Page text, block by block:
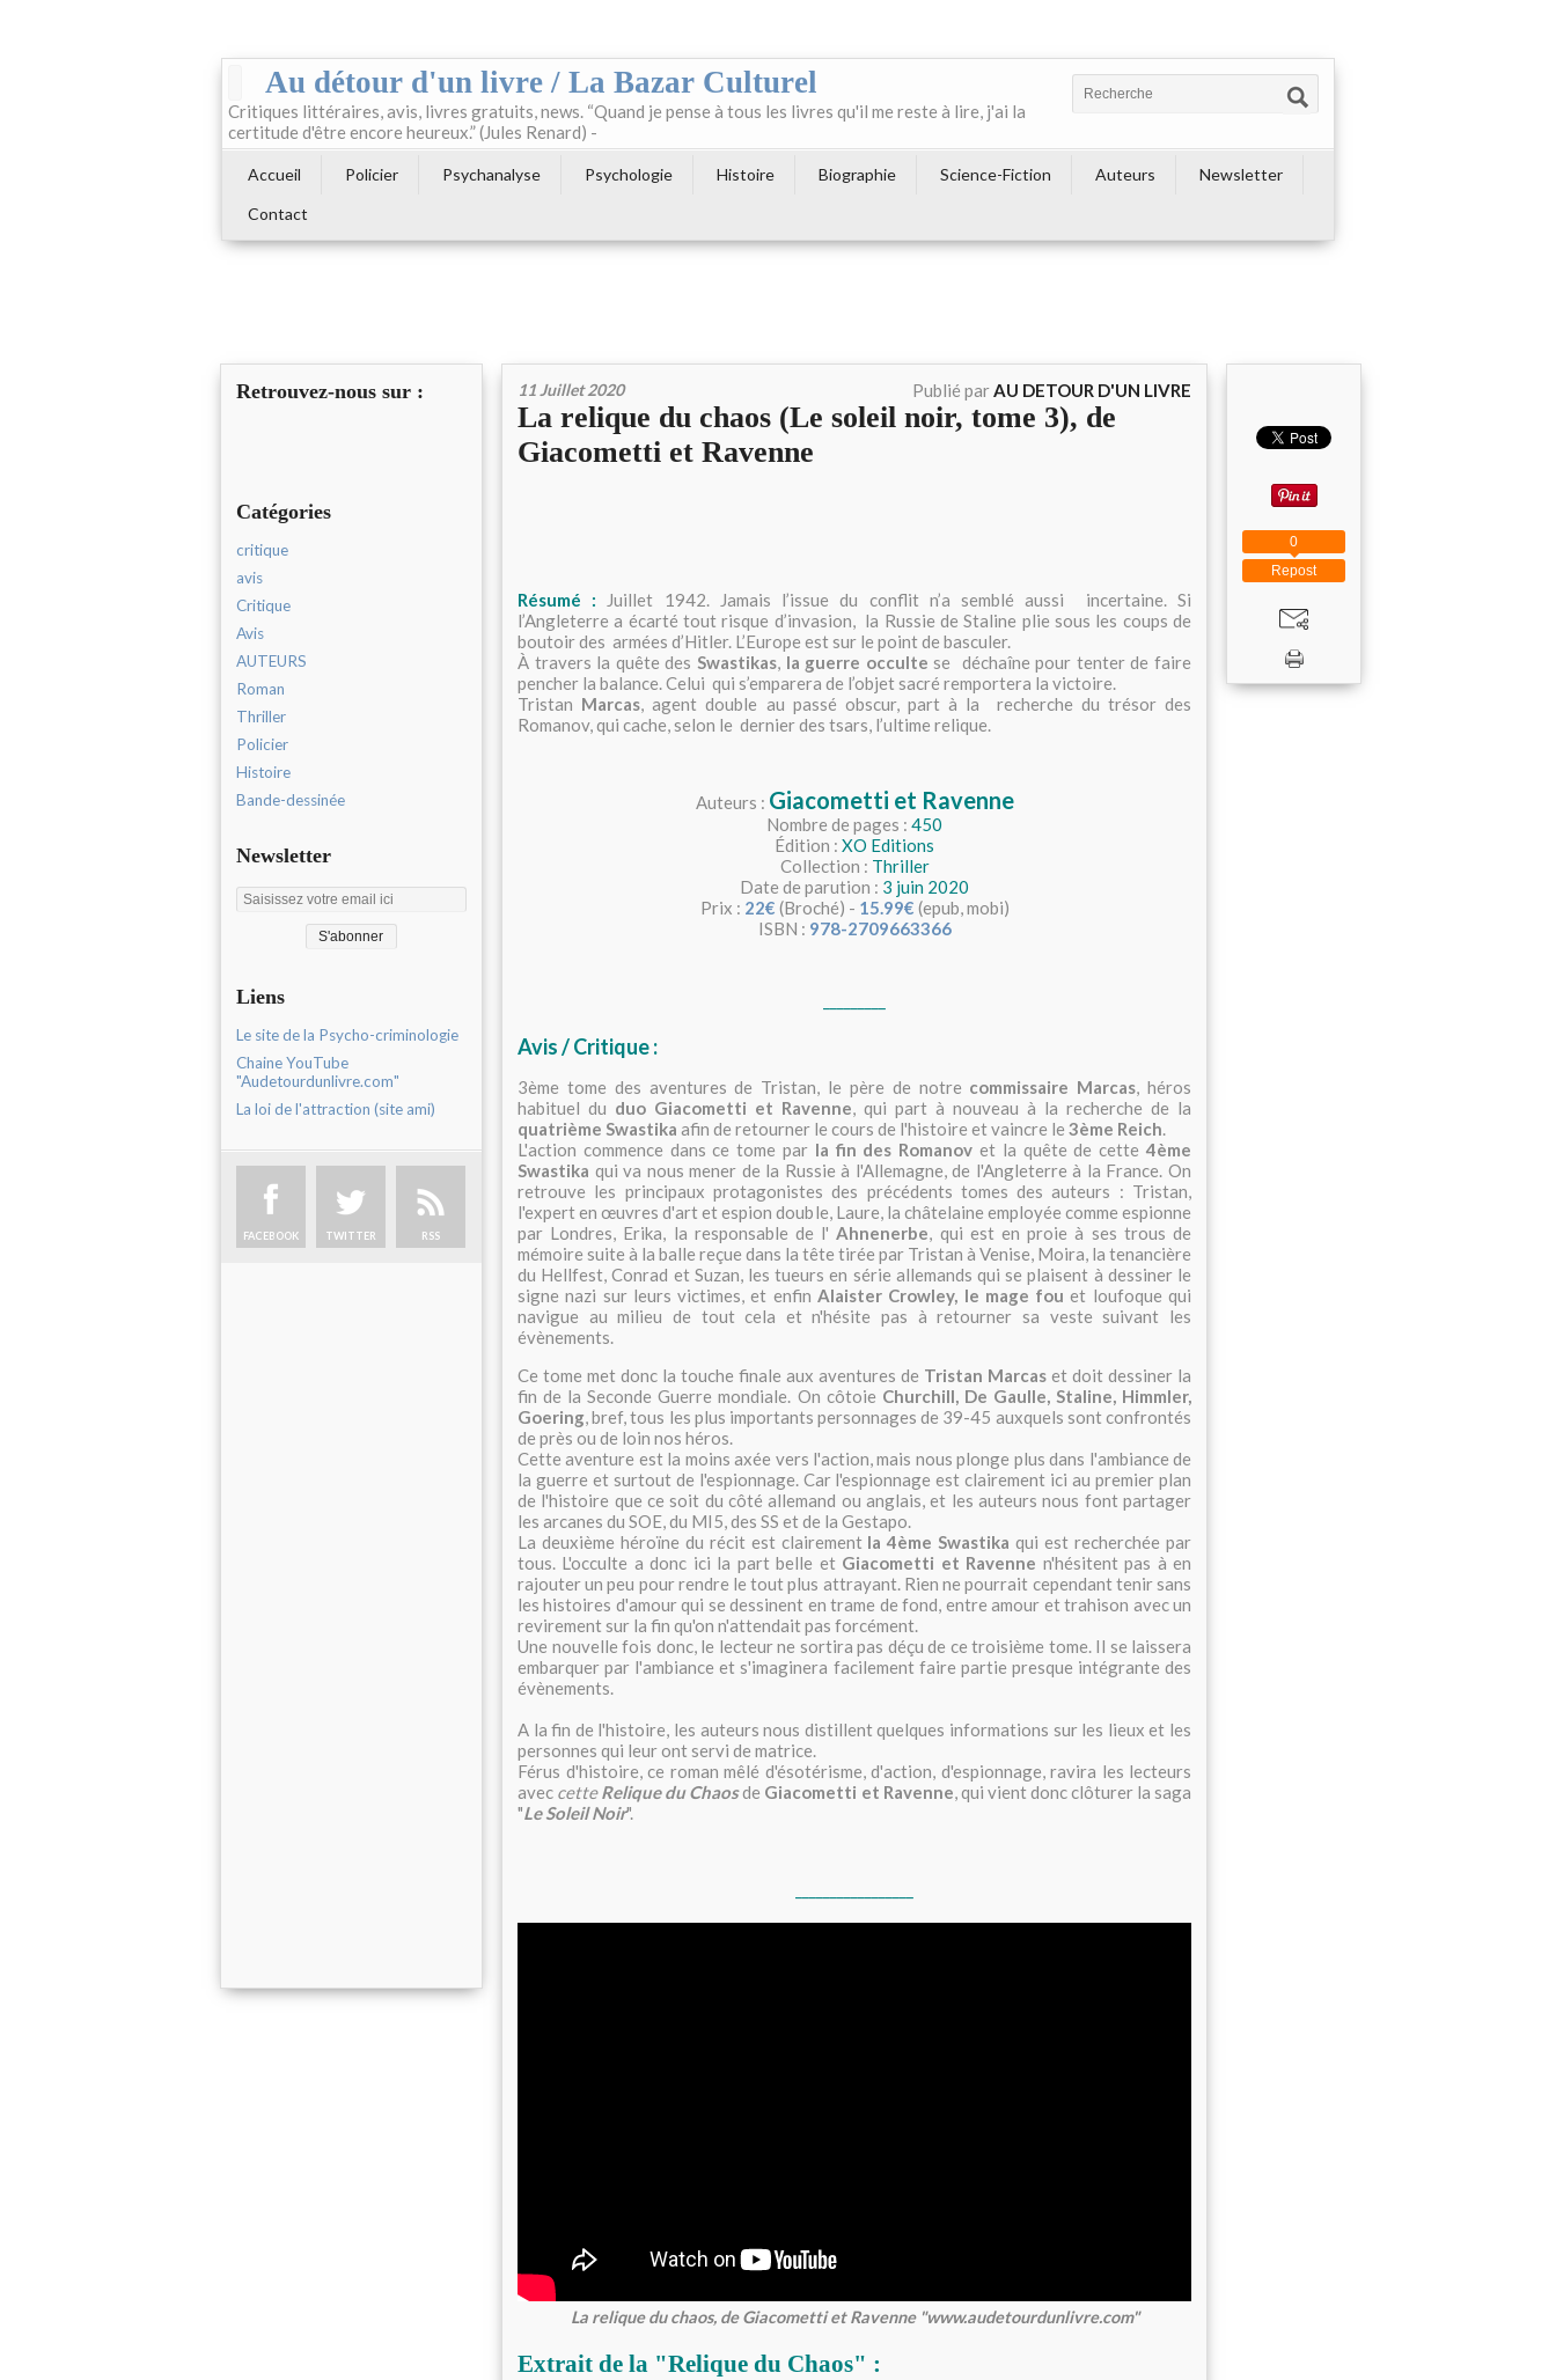
Au détour d'un livre / La Bazar Culturel
Critiques littéraires, avis, livres gratuits, news. “Quand je pense à tous les livres qu'il me reste à lire, j'ai la
certitude d'être encore heureux.” (Jules Renard) -
Accueil Policier Psychanalyse Psychologie Histoire Biographie Science-Fiction Auteurs
Newsletter
Contact
Retrouvez-nous sur :
Catégories
critique
avis
Critique
Avis
AUTEURS
Roman
Thriller
Policier
Histoire
Bande-dessinée
Newsletter
Liens
Le site de la Psycho-criminologie
Chaine YouTube
"Audetourdunlivre.com"
La loi de l'attraction (site ami)
FACEBOOK TWITTER RSS
11 Juillet 2020 Publié parAU DETOUR D'UN LIVRE
La relique du chaos (Le soleil noir, tome 3), de
Giacometti et Ravenne
Résumé : Juillet 1942. Jamais l’issue du conflit n’a semblé aussi incertaine. Si
l’Angleterre a écarté tout risque d’invasion, la Russie de Staline plie sous les coups de
boutoir des armées d’Hitler. L’Europe est sur le point de basculer.
À travers la quête des Swastikas, la guerre occulte se déchaîne pour tenter de faire
pencher la balance. Celui qui s’emparera de l’objet sacré remportera la victoire.
Tristan Marcas, agent double au passé obscur, part à la recherche du trésor des
Romanov, qui cache, selon le dernier des tsars, l’ultime relique.
Auteurs : Giacometti et Ravenne
Nombre de pages : 450
Édition : XO Editions
Collection : Thriller
Date de parution : 3 juin 2020
Prix : 22€ (Broché) - 15.99€ (epub, mobi)
ISBN : 978-2709663366
Avis / Critique :
3ème tome des aventures de Tristan, le père de notre commissaire Marcas, héros
habituel du duo Giacometti et Ravenne, qui part à nouveau à la recherche de la
quatrième Swastika afin de retourner le cours de l'histoire et vaincre le 3ème Reich.
L'action commence dans ce tome par la fin des Romanovet la quête de cette4ème
Swastika qui va nous mener de la Russie à l'Allemagne, de l'Angleterre à la France. On
retrouve les principaux protagonistes des précédents tomes des auteurs : Tristan,
l'expert en œuvres d'art et espion double, Laure, la châtelaine employée comme espionne
par Londres, Erika, la responsable de l'Ahnenerbe, qui est en proie à ses trous de
mémoire suite à la balle reçue dans la tête tirée par Tristan à Venise, Moira, la tenancière
du Hellfest, Conrad et Suzan, les tueurs en série allemands qui se plaisent à dessiner le
signe nazi sur leurs victimes, et enfin Alaister Crowley, le mage fou et loufoque qui
navigue au milieu de tout cela et n'hésite pas à retourner sa veste suivant les
évènements.
Ce tome met donc la touche finale aux aventures de Tristan Marcas et doit dessiner la
fin de la Seconde Guerre mondiale. On côtoie Churchill, De Gaulle, Staline, Himmler,
Goering, bref, tous les plus importants personnages de 39-45 auxquels sont confrontés
de près ou de loin nos héros.
Cette aventure est la moins axée vers l'action, mais nous plonge plus dans l'ambiance de
la guerre et surtout de l'espionnage. Car l'espionnage est clairement ici au premier plan
de l'histoire que ce soit du côté allemand ou anglais, et les auteurs nous font partager
les arcanes du SOE, du MI5, des SS et de la Gestapo.
La deuxième héroïne du récit est clairement la 4ème Swastika qui est recherchée par
tous. L'occulte a donc ici la part belle etGiacometti et Ravenne n'hésitent pas à en
rajouter un peu pour rendre le tout plus attrayant. Rien ne pourrait cependant tenir sans
les histoires d'amour qui se dessinent en trame de fond, entre amour et trahison avec un
revirement sur la fin qu'on n'attendait pas forcément.
Une nouvelle fois donc, le lecteur ne sortira pas déçu de ce troisième tome. Il se laissera
embarquer par l'ambiance et s'imaginera facilement faire partie presque intégrante des
évènements.
A la fin de l'histoire, les auteurs nous distillent quelques informations sur les lieux et les
personnes qui leur ont servi de matrice.
Férus d'histoire, ce roman mêlé d'ésotérisme, d'action, d'espionnage, ravira les lecteurs
avec cetteRelique du Chaosde Giacometti et Ravenne, qui vient donc clôturer la saga
"Le Soleil Noir".
La relique du chaos, de Giacometti et Ravenne "www.audetourdunlivre.com"
Extrait de la "Relique du Chaos" :
Repost
0